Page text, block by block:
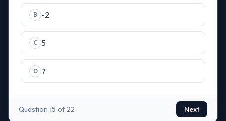
B -2
C 5
D 7
Question 15 of 22 Next